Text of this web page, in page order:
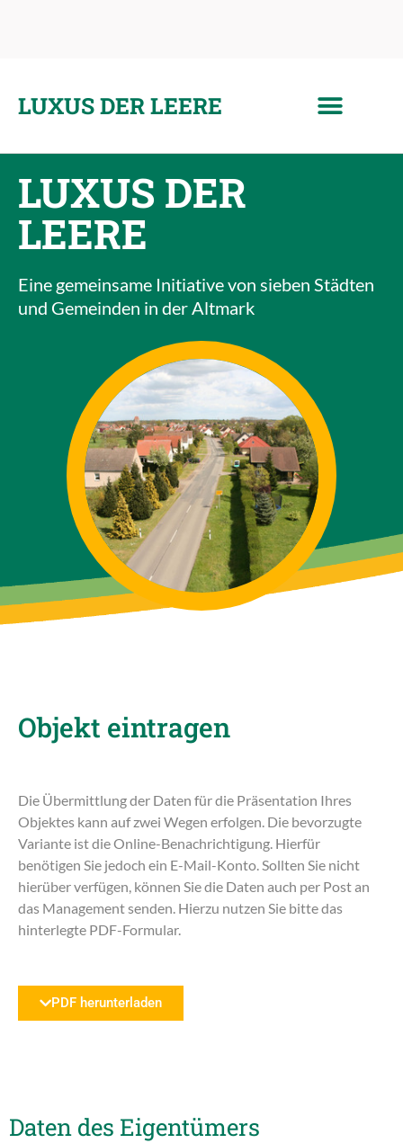
LUXUS DER LEERE
LUXUS DER
LEERE
Eine gemeinsame Initiative von sieben Städten
und Gemeinden in der Altmark
Objekt eintragen
Die Übermittlung der Daten für die Präsentation Ihres
Objektes kann auf zwei Wegen erfolgen. Die bevorzugte
Variante ist die Online-Benachrichtigung. Hierfür
benötigen Sie jedoch ein E-Mail-Konto. Sollten Sie nicht
hierüber verfügen, können Sie die Daten auch per Post an
das Management senden. Hierzu nutzen Sie bitte das
hinterlegte PDF-Formular.
PDF herunterladen
Daten des Eigentümers